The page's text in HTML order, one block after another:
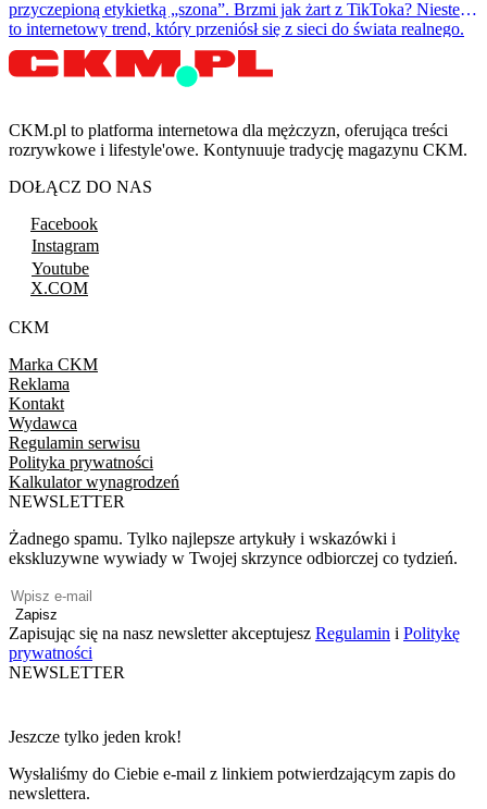
przyczepioną etykietką „szona”. Brzmi jak żart z TikToka? Niestety
to internetowy trend, który przeniósł się z sieci do świata realnego.
CKM.pl to platforma internetowa dla mężczyzn, oferująca treści
rozrywkowe i lifestyle'owe. Kontynuuje tradycję magazynu CKM.
DOŁĄCZ DO NAS
Facebook
Instagram
Youtube
X.COM
CKM
Marka CKM
Reklama
Kontakt
Wydawca
Regulamin serwisu
Polityka prywatności
Kalkulator wynagrodzeń
NEWSLETTER
Żadnego spamu. Tylko najlepsze artykuły i wskazówki i
ekskluzywne wywiady w Twojej skrzynce odbiorczej co tydzień.
Zapisz
Zapisując się na nasz newsletter akceptujesz Regulamin i Politykę
prywatności
NEWSLETTER
Jeszcze tylko jeden krok!
Wysłaliśmy do Ciebie e-mail z linkiem potwierdzającym zapis do
newslettera.